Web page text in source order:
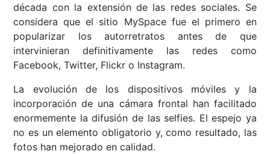
década con la extensión de las redes sociales. Se
considera que el sitio MySpace fue el primero en
popularizar los autorretratos antes de que
intervinieran definitivamente las redes como
Facebook, Twitter, Flickr o Instagram.
La evolución de los dispositivos móviles y la
incorporación de una cámara frontal han facilitado
enormemente la difusión de las selfies. El espejo ya
no es un elemento obligatorio y, como resultado, las
fotos han mejorado en calidad.